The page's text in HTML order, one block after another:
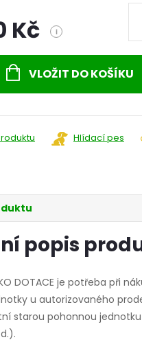
Kč i
VLOŽIT DO KOŠÍKU
Hlídací pes
popis
DOTACE je potřeba při
u autorizovaného
starou pohonnou